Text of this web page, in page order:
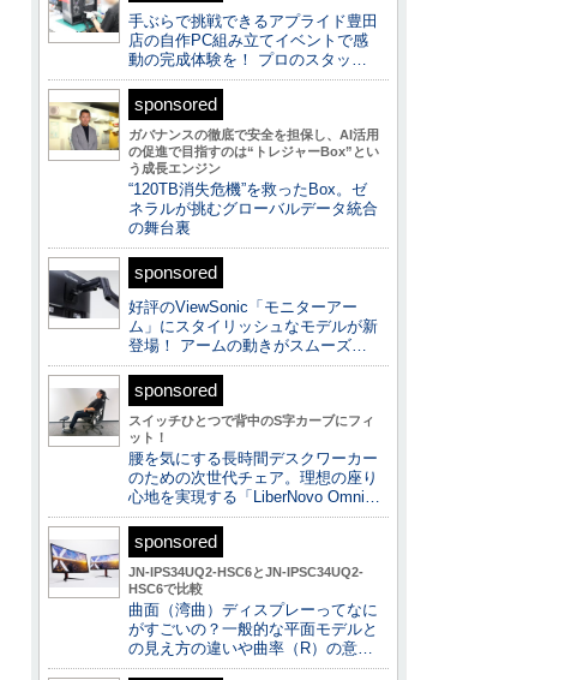
手ぶらで挑戦できるアプライド豊田
店の自作PC組み立てイベントで感
動の完成体験を！ プロのスタッ…
sponsored
ガバナンスの徹底で安全を担保し、AI活用
の促進で目指すのは“トレジャーBox”とい
う成長エンジン
“120TB消失危機”を救ったBox。ゼ
ネラルが挑むグローバルデータ統合
の舞台裏
sponsored
好評のViewSonic「モニターアー
ム」にスタイリッシュなモデルが新
登場！ アームの動きがスムーズ…
sponsored
スイッチひとつで背中のS字カーブにフィ
ット！
腰を気にする長時間デスクワーカー
のための次世代チェア。理想の座り
心地を実現する「LiberNovo Omni…
sponsored
JN-IPS34UQ2-HSC6とJN-IPSC34UQ2-
HSC6で比較
曲面（湾曲）ディスプレーってなに
がすごいの？一般的な平面モデルと
の見え方の違いや曲率（R）の意…